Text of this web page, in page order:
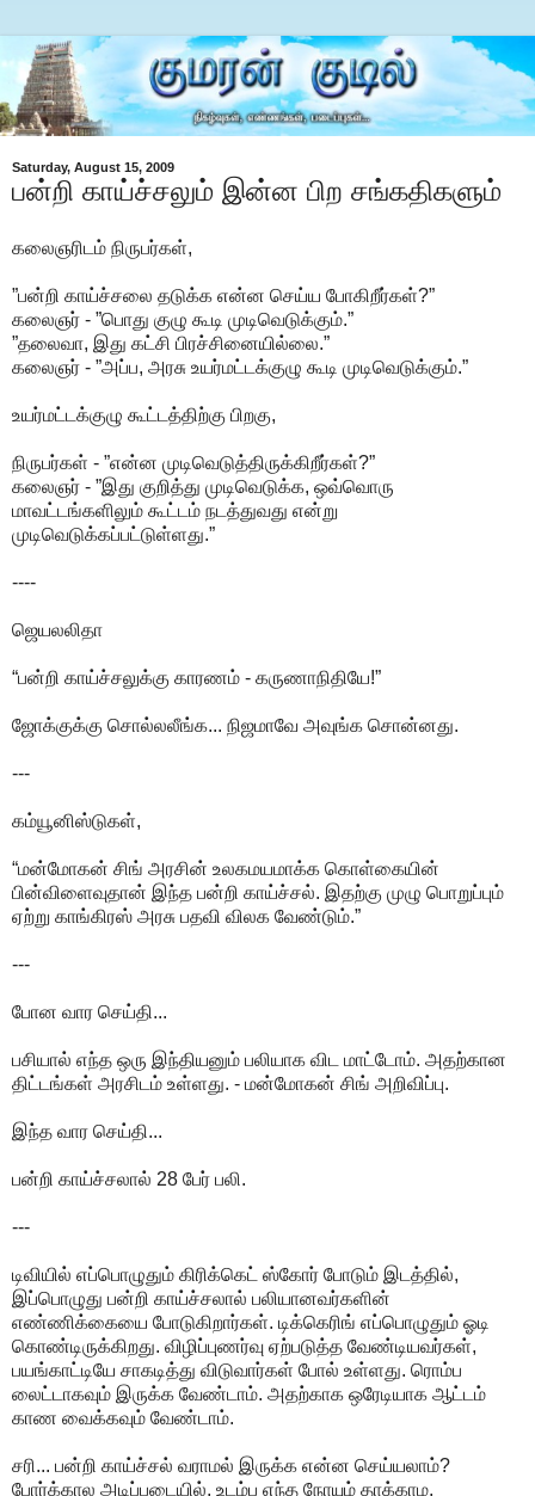
Saturday, August 15, 2009
பன்றி காய்ச்சலும் இன்ன பிற சங்கதிகளும்
கலைஞரிடம் நிருபர்கள்,
”பன்றி காய்ச்சலை தடுக்க என்ன செய்ய போகிறீர்கள்?”
கலைஞர் - ”பொது குழு கூடி முடிவெடுக்கும்.”
”தலைவா, இது கட்சி பிரச்சினையில்லை.”
கலைஞர் - ”அப்ப, அரசு உயர்மட்டக்குழு கூடி முடிவெடுக்கும்.”
உயர்மட்டக்குழு கூட்டத்திற்கு பிறகு,
நிருபர்கள் - ”என்ன முடிவெடுத்திருக்கிறீர்கள்?”
கலைஞர் - ”இது குறித்து முடிவெடுக்க, ஒவ்வொரு
மாவட்டங்களிலும் கூட்டம் நடத்துவது என்று
முடிவெடுக்கப்பட்டுள்ளது.”
----
ஜெயலலிதா
“பன்றி காய்ச்சலுக்கு காரணம் - கருணாநிதியே!”
ஜோக்குக்கு சொல்லலீங்க... நிஜமாவே அவுங்க சொன்னது.
---
கம்யூனிஸ்டுகள்,
“மன்மோகன் சிங் அரசின் உலகமயமாக்க கொள்கையின்
பின்விளைவுதான் இந்த பன்றி காய்ச்சல். இதற்கு முழு பொறுப்பும்
ஏற்று காங்கிரஸ் அரசு பதவி விலக வேண்டும்.”
---
போன வார செய்தி...
பசியால் எந்த ஒரு இந்தியனும் பலியாக விட மாட்டோம். அதற்கான
திட்டங்கள் அரசிடம் உள்ளது. - மன்மோகன் சிங் அறிவிப்பு.
இந்த வார செய்தி...
பன்றி காய்ச்சலால் 28 பேர் பலி.
---
டிவியில் எப்பொழுதும் கிரிக்கெட் ஸ்கோர் போடும் இடத்தில்,
இப்பொழுது பன்றி காய்ச்சலால் பலியானவர்களின்
எண்ணிக்கையை போடுகிறார்கள். டிக்கெரிங் எப்பொழுதும் ஓடி
கொண்டிருக்கிறது. விழிப்புணர்வு ஏற்படுத்த வேண்டியவர்கள்,
பயங்காட்டியே சாகடித்து விடுவார்கள் போல் உள்ளது. ரொம்ப
லைட்டாகவும் இருக்க வேண்டாம். அதற்காக ஒரேடியாக ஆட்டம்
காண வைக்கவும் வேண்டாம்.
சரி... பன்றி காய்ச்சல் வராமல் இருக்க என்ன செய்யலாம்?
போர்க்கால அடிப்படையில், உடம்ப எந்த நோயும் தாக்காம,